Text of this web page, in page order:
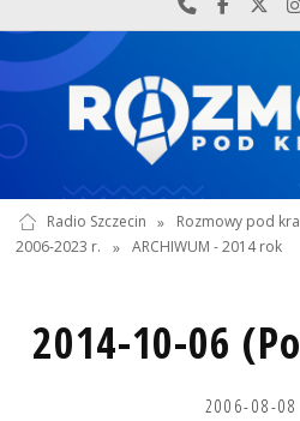
Najlepiej po
Radio Szczecin » Rozmowy pod
2006-2023 r.
» ARCHIWUM - 2014 rok
2014-10-06
2006-08-08